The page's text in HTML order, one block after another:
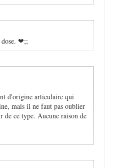
dose. ❤;️;
d'origine articulaire qui
mais il ne faut pas oublier
ce type. Aucune raison de